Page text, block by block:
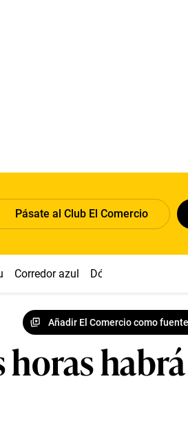
Pásate al Club El Comercio
Corredor azul Dólar
Añadir El Comercio como
horas habrá